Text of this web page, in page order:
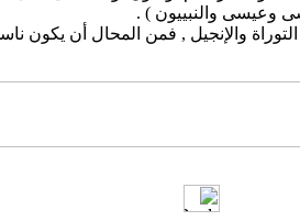
وعيسى والنبييون ) .
والإنجيل , فمن المحال أن يكون